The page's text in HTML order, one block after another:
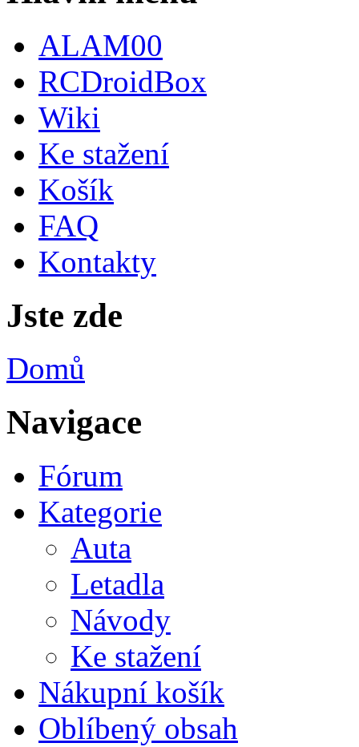
ALAM00
RCDroidBox
Wiki
Ke stažení
Košík
FAQ
Kontakty
Jste zde
Domů
Navigace
Fórum
Kategorie
Auta
Letadla
Návody
Ke stažení
Nákupní košík
Oblíbený obsah